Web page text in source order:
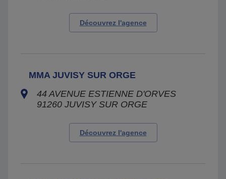
Découvrez l'agence
MMA JUVISY SUR ORGE
44 AVENUE ESTIENNE D'ORVES
91260 JUVISY SUR ORGE
Découvrez l'agence